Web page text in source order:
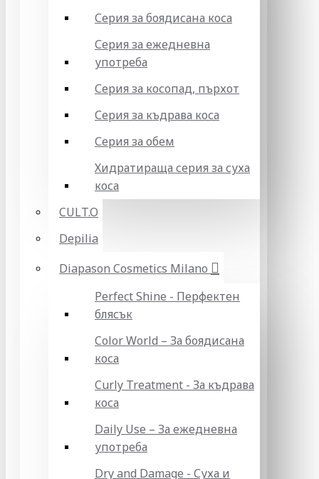
Серия за боядисана коса
Серия за ежедневна
употреба
Серия за косопад, пърхот
Серия за къдрава коса
Серия за обем
Хидратираща серия за суха
коса
CULT.O
Depilia
Diapason Cosmetics Milano
Perfect Shine - Перфектен
блясък
Color World – За боядисана
коса
Curly Treatment - За къдрава
коса
Daily Use – За ежедневна
употреба
Dry and Damage - Суха и